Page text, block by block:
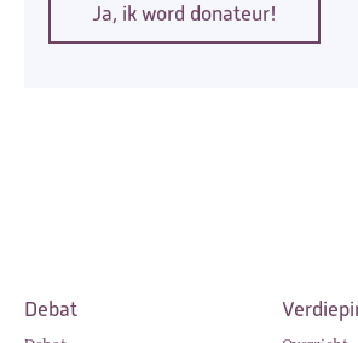
Ja, ik word donateur!
Debat